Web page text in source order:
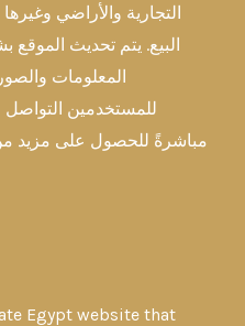
التجارية والأراضي
البيع. يتم تحديث
المعلومات
للمستخدمين التواصل
مباشرةً للحصول على مزيد
Egypt website that